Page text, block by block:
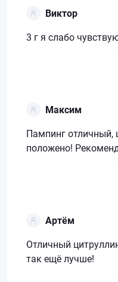
Виктор
3 г я слабо
Максим
Пампинг отличный,
положено!
Артём
Отличный
так ещё лучше!